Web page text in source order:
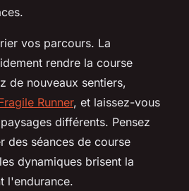
vos parcours. La
rendre la course
de nouveaux sentiers,
Runner, et laissez-vous
différents. Pensez
des séances de course
dynamiques brisent la
l'endurance.